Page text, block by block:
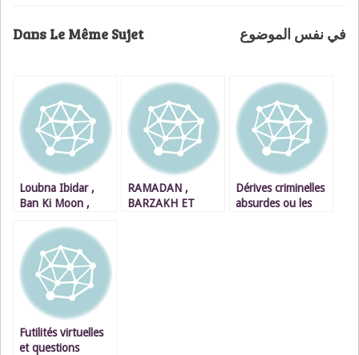
Dans Le Même Sujet في نفس الموضوع
Loubna Ibidar ,
Ban Ki Moon ,
et moi
RAMADAN ,
BARZAKH ET
Dérives criminelles
absurdes ou les
Futilités virtuelles
et questions